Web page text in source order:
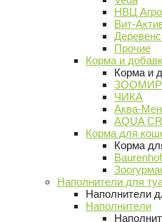
НВЦ
Вит-
Прочие
Корма и
Корма и
ЗООМИР
ЧИКА
Аква-
AQUA
Корма для
Корма
Baurenhof
Наполнители для
Наполнители
Наполнители